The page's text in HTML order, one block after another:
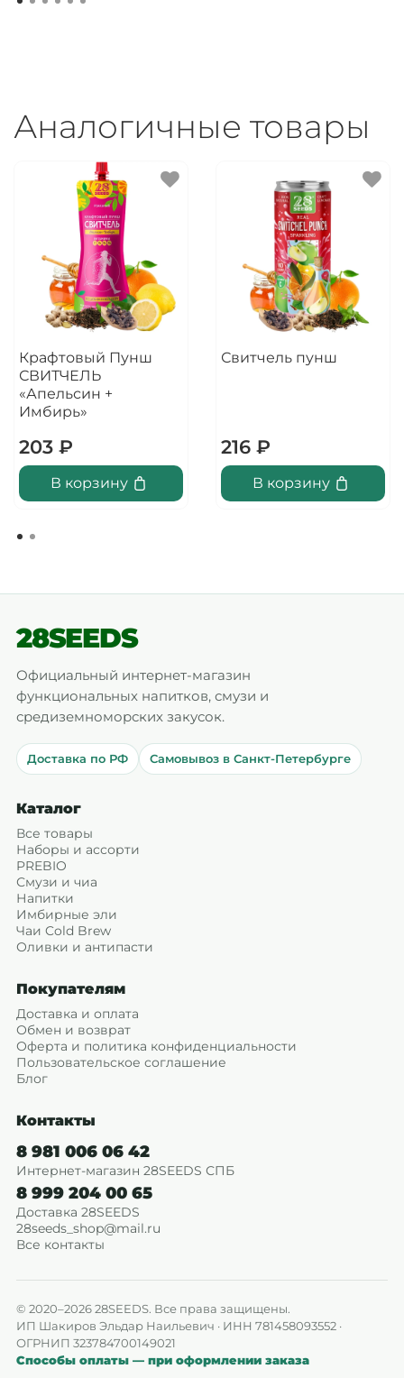
Аналогичные товары
Крафтовый Пунш
СВИТЧЕЛЬ
«Апельсин +
Имбирь»
203 ₽
В корзину
Свитчель пунш
216 ₽
В корзину
28SEEDS
Официальный интернет-магазин
функциональных напитков, смузи и
средиземноморских закусок.
Доставка по РФ Самовывоз в Санкт-Петербурге
Каталог
Все товары
Наборы и ассорти
PREBIO
Смузи и чиа
Напитки
Имбирные эли
Чаи Cold Brew
Оливки и антипасти
Покупателям
Доставка и оплата
Обмен и возврат
Оферта и политика конфиденциальности
Пользовательское соглашение
Блог
Контакты
8 981 006 06 42
Интернет-магазин 28SEEDS СПБ
8 999 204 00 65
Доставка 28SEEDS
28seeds_shop@mail.ru
Все контакты
© 2020–2026 28SEEDS. Все права защищены.
ИП Шакиров Эльдар Наильевич · ИНН 781458093552 ·
ОГРНИП 323784700149021
Способы оплаты — при оформлении заказа